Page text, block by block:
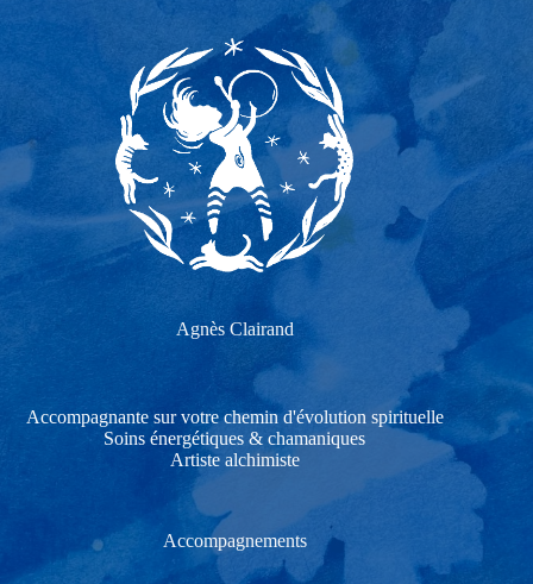
Agnès Clairand
Accompagnante sur votre chemin d'évolution spirituelle
Soins énergétiques & chamaniques
Artiste alchimiste
Accompagnements